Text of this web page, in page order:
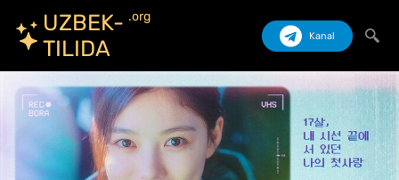
UZBEK-
TILIDA
.org
Kanal
Izlash